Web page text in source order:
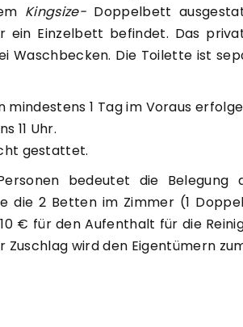
Kingsize-Doppelbett
ein Einzelbett befindet. Das
Waschbecken. Die Toilette ist
mindestens 1 Tag im Voraus
11 Uhr.
gestattet.
bedeutet die Belegung
die 2 Betten im Zimmer (1
€ für den Aufenthalt für die
Zuschlag wird den Eigentümern